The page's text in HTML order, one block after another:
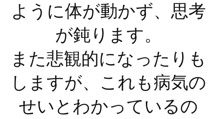
ように体が動かず、思考
が鈍ります。
また悲観的になったりも
しますが、これも病気の
せいとわかっているの